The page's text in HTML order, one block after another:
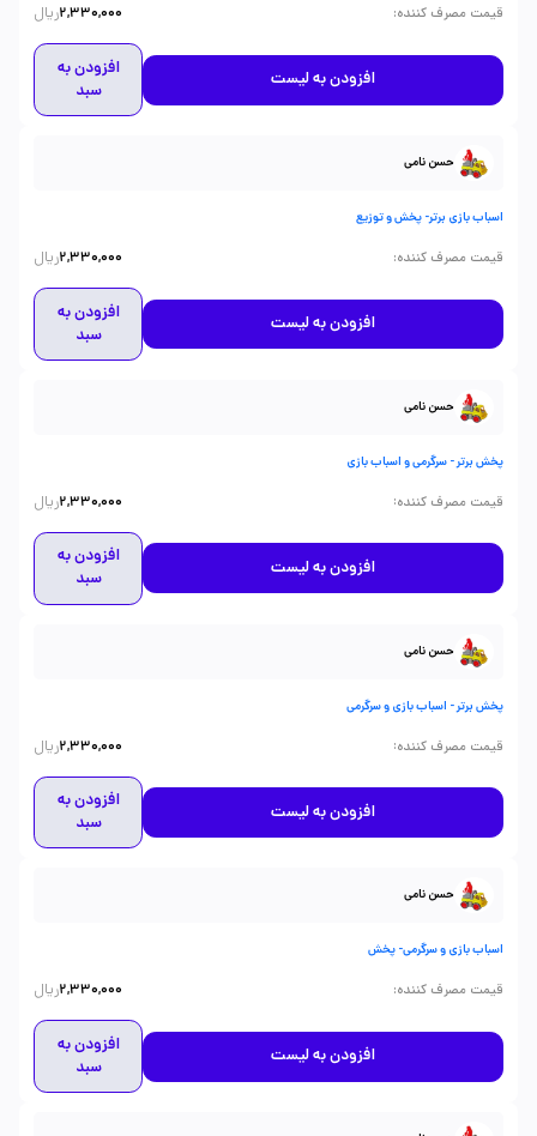
قیمت مصرف کننده:
2,330,000ریال
افزودن به لیست
افزودن به
سبد
حسن نامی
اسباب بازی برتر- پخش و توزیع
قیمت مصرف کننده:
2,330,000ریال
افزودن به لیست
افزودن به
سبد
حسن نامی
پخش برتر - سرگرمی و اسباب بازی
قیمت مصرف کننده:
2,330,000ریال
افزودن به لیست
افزودن به
سبد
حسن نامی
پخش برتر - اسباب بازی و سرگرمی
قیمت مصرف کننده:
2,330,000ریال
افزودن به لیست
افزودن به
سبد
حسن نامی
اسباب بازی و سرگرمی- پخش
قیمت مصرف کننده:
2,330,000ریال
افزودن به لیست
افزودن به
سبد